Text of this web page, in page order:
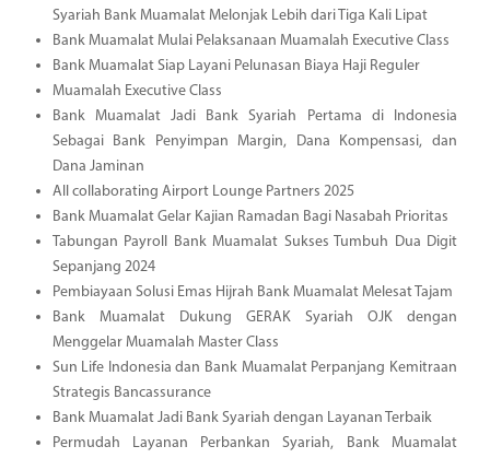
Syariah Bank Muamalat Melonjak Lebih dari Tiga Kali Lipat
Bank Muamalat Mulai Pelaksanaan Muamalah Executive Class
Bank Muamalat Siap Layani Pelunasan Biaya Haji Reguler
Muamalah Executive Class
Bank Muamalat Jadi Bank Syariah Pertama di Indonesia
Sebagai Bank Penyimpan Margin, Dana Kompensasi, dan
Dana Jaminan
All collaborating Airport Lounge Partners 2025
Bank Muamalat Gelar Kajian Ramadan Bagi Nasabah Prioritas
Tabungan Payroll Bank Muamalat Sukses Tumbuh Dua Digit
Sepanjang 2024
Pembiayaan Solusi Emas Hijrah Bank Muamalat Melesat Tajam
Bank Muamalat Dukung GERAK Syariah OJK dengan
Menggelar Muamalah Master Class
Sun Life Indonesia dan Bank Muamalat Perpanjang Kemitraan
Strategis Bancassurance
Bank Muamalat Jadi Bank Syariah dengan Layanan Terbaik
Permudah Layanan Perbankan Syariah, Bank Muamalat